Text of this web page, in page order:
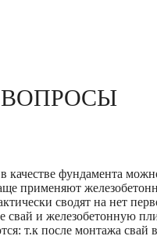
качестве фундамента
применяют
сводят на нет
свай и железобетонную
т.к после монтажа